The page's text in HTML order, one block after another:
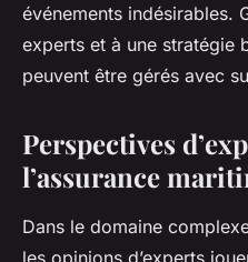
événements indésirables.
experts et à une stratégie
peuvent être gérés avec
Perspectives
l’assurance
Dans le domaine
les opinions d’experts